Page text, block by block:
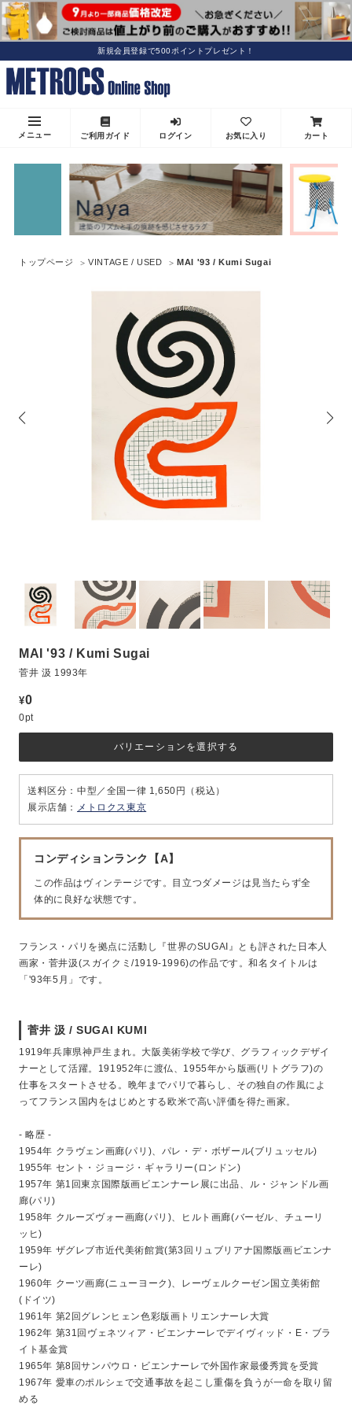
新規会員登録で500ポイントプレゼント！
メニュー ご利用ガイド ログイン お気に入り カート
トップページ VINTAGE / USED MAI '93 / Kumi Sugai
MAI '93 / Kumi Sugai
菅井 汲 1993年
¥0
0pt
コンディションランク【A】
この作品はヴィンテージです。目立つダメージは見当たらず全
体的に良好な状態です。
フランス・パリを拠点に活動し『世界のSUGAI』とも評された日本人
画家・菅井汲(スガイクミ/1919-1996)の作品です。和名タイトルは
「'93年5月」です。
菅井 汲 / SUGAI KUMI
1919年兵庫県神戸生まれ。大阪美術学校で学び、グラフィックデザイ
ナーとして活躍。191952年に渡仏、1955年から版画(リトグラフ)の
仕事をスタートさせる。晩年までパリで暮らし、その独自の作風によ
ってフランス国内をはじめとする欧米で高い評価を得た画家。
- 略歴 -
1954年 クラヴェン画廊(パリ)、パレ・デ・ボザール(ブリュッセル)
1955年 セント・ジョージ・ギャラリー(ロンドン)
1957年 第1回東京国際版画ビエンナーレ展に出品、ル・ジャンドル画
廊(パリ)
1958年 クルーズヴォー画廊(パリ)、ヒルト画廊(バーゼル、チューリ
ッヒ)
1959年 ザグレブ市近代美術館賞(第3回リュブリアナ国際版画ビエンナ
ーレ)
1960年 クーツ画廊(ニューヨーク)、レーヴェルクーゼン国立美術館
(ドイツ)
1961年 第2回グレンヒェン色彩版画トリエンナーレ大賞
1962年 第31回ヴェネツィア・ビエンナーレでデイヴィッド・E・ブラ
イト基金賞
1965年 第8回サンパウロ・ビエンナーレで外国作家最優秀賞を受賞
1967年 愛車のポルシェで交通事故を起こし重傷を負うが一命を取り留
める
バリエーションを選択する
送料区分：中型／全国一律 1,650円（税込）
展示店舗： メトロクス東京